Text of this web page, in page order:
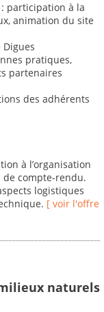
participation à la
animation du site
pratiques,
partenaires
des adhérents
à l’organisation
de compte-rendu.
logistiques
[ voir l'offre
naturels